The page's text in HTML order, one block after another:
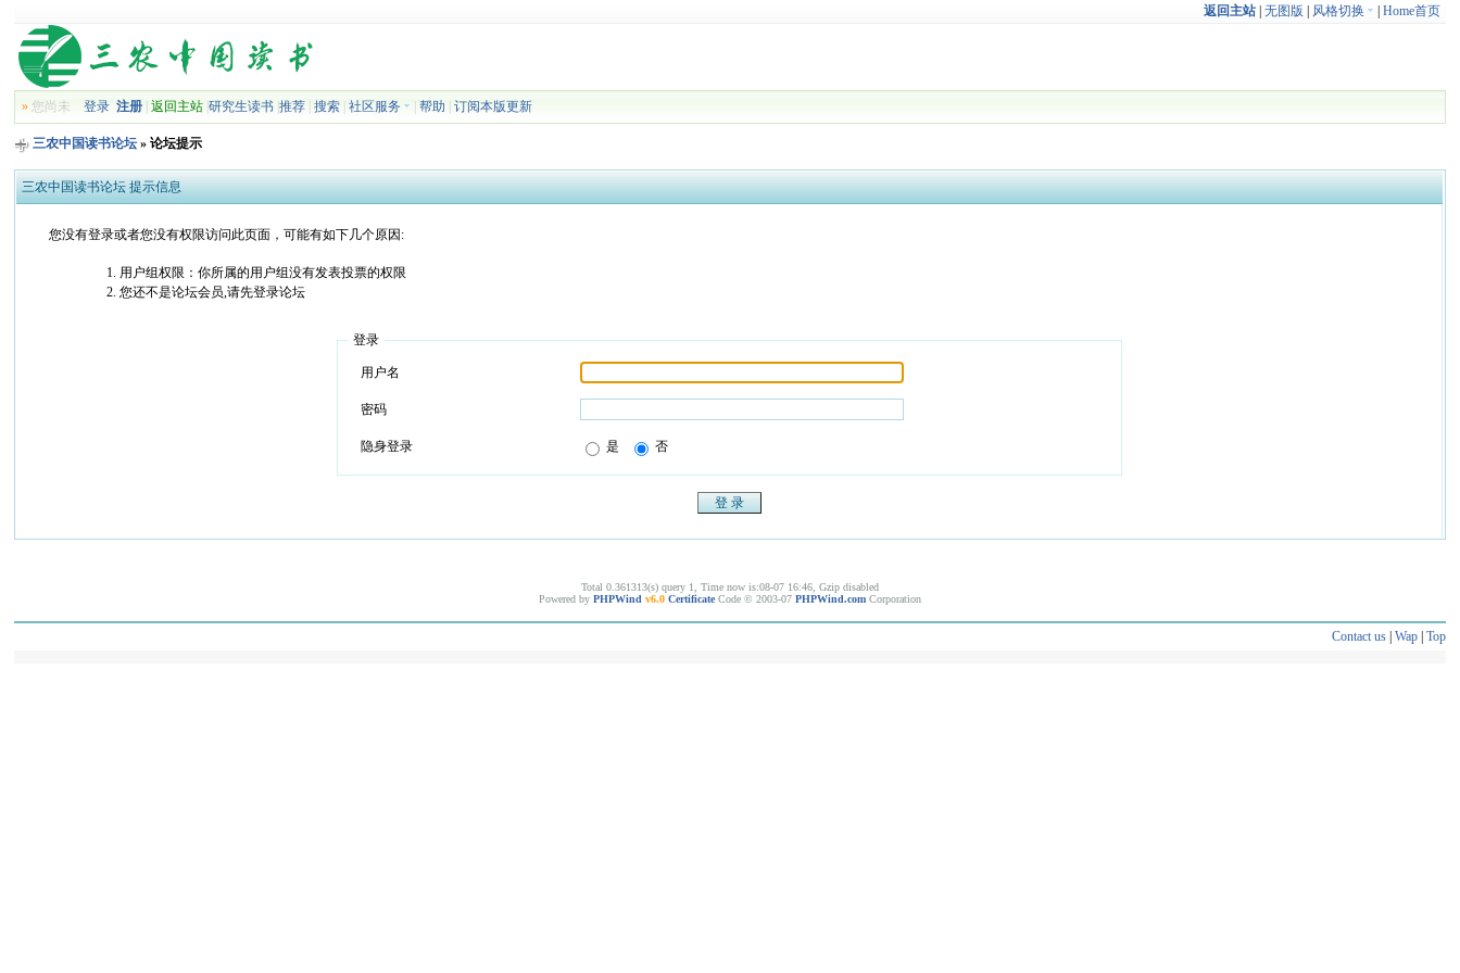
返回主站| 无图版 风格切换 Home首页
» 您尚未登录 注册 |返回主站 |研究生读书 |推荐 |搜索 |社区服务 |帮助 |订阅本版更新
三农中国读书论坛 » 论坛提示
三农中国读书论坛 提示信息
您没有登录或者您没有权限访问此页面，可能有如下几个原因:
用户组权限：你所属的用户组没有发表投票的权限
您还不是论坛会员,请先登录论坛
登录
用户名
密码
隐身登录 是 否
Total 0.361313(s) query 1, Time now is:08-07 16:46, Gzip disabled
Powered by PHPWind v6.0 Certificate Code © 2003-07 PHPWind.com Corporation
Contact us| Wap| Top